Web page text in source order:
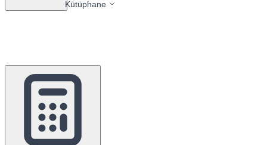
Kütüphane